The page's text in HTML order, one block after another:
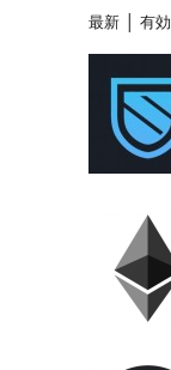
最新 | 有効